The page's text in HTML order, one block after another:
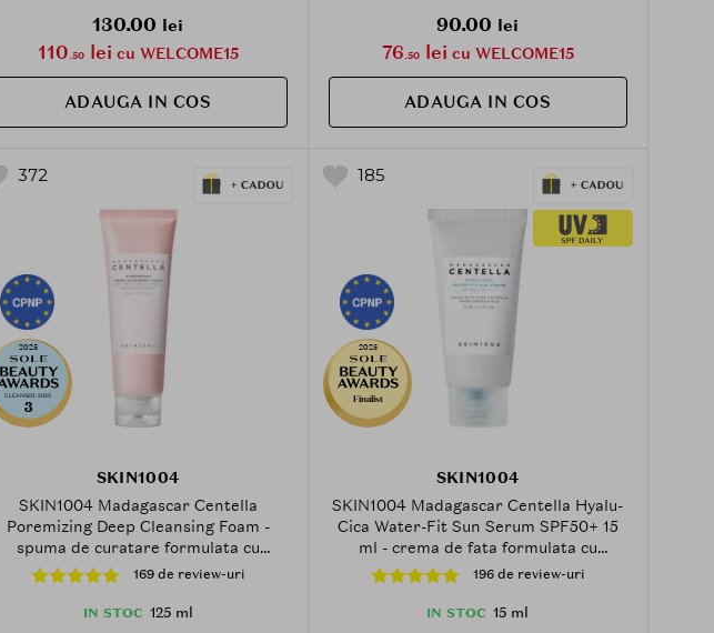
130.00 lei
110.50lei cu WELCOME15
ADAUGA IN COS
90.00 lei
76.50lei cu WELCOME15
ADAUGA IN COS
372
2025
CLEANSER-2025
3
SKIN1004
SKIN1004 Madagascar Centella
Poremizing Deep Cleansing Foam -
spuma de curatare formulata cu
Centella Asiatica din Madagascar si
extract de scoarta de salcie Salix Alba,
care contribuie la curatarea pielii in
169 de review-uri
IN STOC 125 ml
185
2025
Finalist
SKIN1004
SKIN1004 Madagascar Centella Hyalu-
Cica Water-Fit Sun Serum SPF50+ 15
ml - crema de fata formulata cu
Extract de Centella Asiatica si Acid
Hialuronic, care contribuie la calmarea
si hidratarea pielii, Daily
196 de review-uri
IN STOC 15 ml